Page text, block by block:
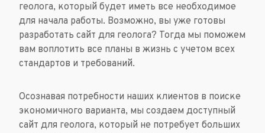
геолога, который будет иметь все необходимое
для начала работы. Возможно, вы уже готовы
разработать сайт для геолога? Тогда мы поможем
вам воплотить все планы в жизнь с учетом всех
стандартов и требований.
Осознавая потребности наших клиентов в поиске
экономичного варианта, мы создаем доступный
сайт для геолога, который не потребует больших